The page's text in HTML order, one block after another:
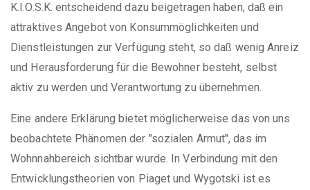
K.I.O.S.K. entscheidend dazu beigetragen haben, daß ein
attraktives Angebot von Konsummöglichkeiten und
Dienstleistungen zur Verfügung steht, so daß wenig Anreiz
und Herausforderung für die Bewohner besteht, selbst
aktiv zu werden und Verantwortung zu übernehmen.
Eine andere Erklärung bietet möglicherweise das von uns
beobachtete Phänomen der "sozialen Armut", das im
Wohnnahbereich sichtbar wurde. In Verbindung mit den
Entwicklungstheorien von Piaget und Wygotski ist es